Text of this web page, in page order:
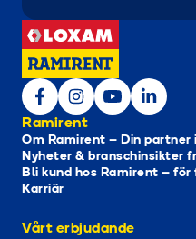
Ramirent
Om Ramirent – Din
Nyheter & branschinsikter
Bli kund hos Ramirent –
Karriär
Vårt erbjudande